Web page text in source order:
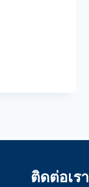
ติดต่อเรา